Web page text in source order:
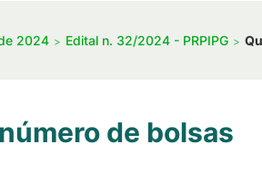
2024 Edital n. 32/2024 - PRPIPG
de bolsas